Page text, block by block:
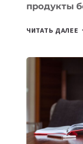
продукты
ЧИТАТЬ ДАЛЕЕ 7